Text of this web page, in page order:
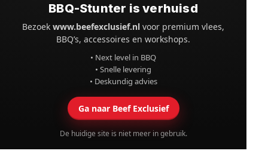
BBQ-Stunter is verhuisd
Bezoekwww.beefexclusief.nl voor premium vlees,
BBQ’s, accessoires en workshops.
• Next level in BBQ
• Snelle levering
• Deskundig advies
Ga naar Beef Exclusief
De huidige site is niet meer in gebruik.